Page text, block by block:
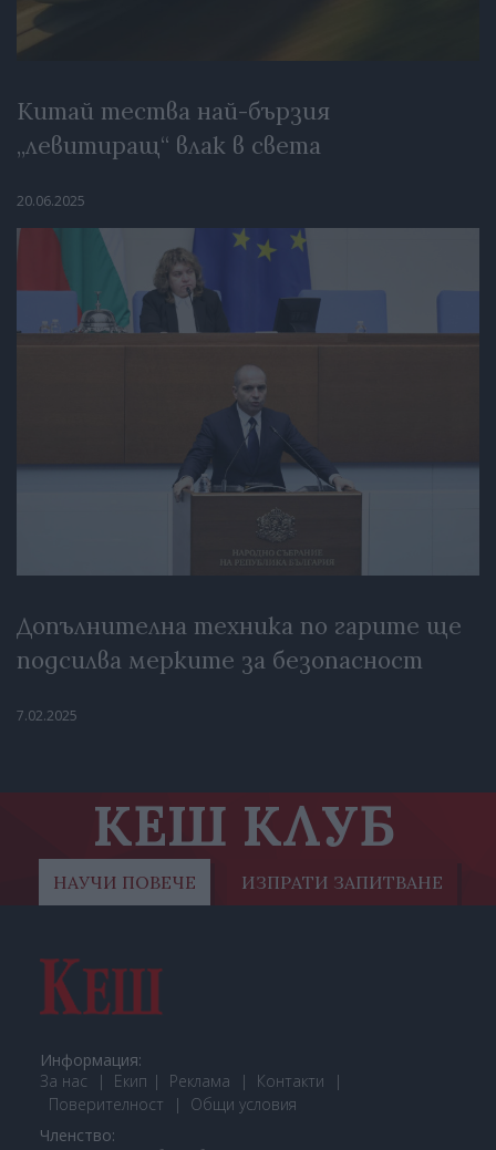
Китай тества най-бързия
„левитиращ“ влак в света
20.06.2025
Допълнителна техника по гарите ще
подсилва мерките за безопасност
7.02.2025
КЕШ КЛУБ
НАУЧИ ПОВЕЧЕ ИЗПРАТИ ЗАПИТВАНЕ
Информация:
За нас
Екип Реклама
Контакти
Поверителност
Общи условия
Членство: